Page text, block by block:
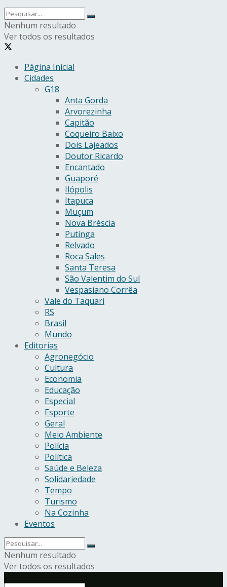
Nenhum resultado
Ver todos os resultados
Página Inicial
Cidades
G18
Anta Gorda
Arvorezinha
Capitão
Coqueiro Baixo
Dois Lajeados
Doutor Ricardo
Encantado
Guaporé
Ilópolis
Itapuca
Muçum
Nova Bréscia
Putinga
Relvado
Roca Sales
Santa Teresa
São Valentim do Sul
Vespasiano Corrêa
Vale do Taquari
RS
Brasil
Mundo
Editorias
Agronegócio
Cultura
Economia
Educação
Especial
Esporte
Geral
Meio Ambiente
Polícia
Política
Saúde e Beleza
Solidariedade
Tempo
Turismo
Na Cozinha
Eventos
Nenhum resultado
Ver todos os resultados